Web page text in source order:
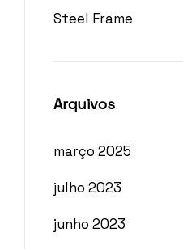
Steel Frame
Arquivos
março 2025
julho 2023
junho 2023